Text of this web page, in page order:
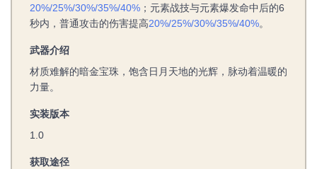
20%/25%/30%/35%/40% ；元素战技与元素爆发命中后的6
秒内，普通攻击的伤害提高20%/25%/30%/35%/40%。
武器介绍
材质难解的暗金宝珠，饱含日月天地的光辉，脉动着温暖的
力量。
实装版本
1.0
获取途径